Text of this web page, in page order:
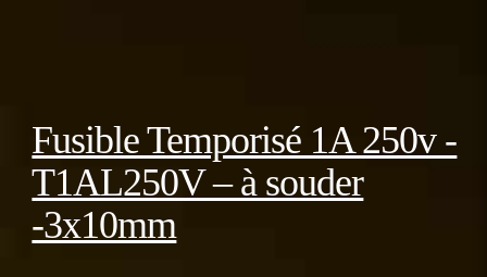
Fusible Temporisé 1A 250v -
T1AL250V – à souder
-3x10mm